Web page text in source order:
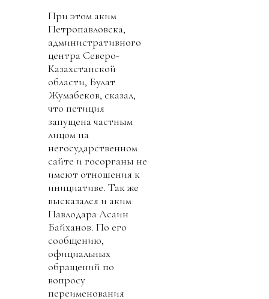
При этом аким
Петропавловска,
административного
центра Северо-
Казахстанской
области, Булат
Жумабеков, сказал,
что петиция
запущена частным
лицом на
негосударственном
сайте и госорганы не
имеют отношения к
инициативе. Так же
высказался и аким
Павлодара Асаин
Байханов. По его
сообщению,
официальных
обращений по
вопросу
переименования